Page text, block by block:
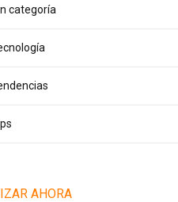
categoría
AHORA